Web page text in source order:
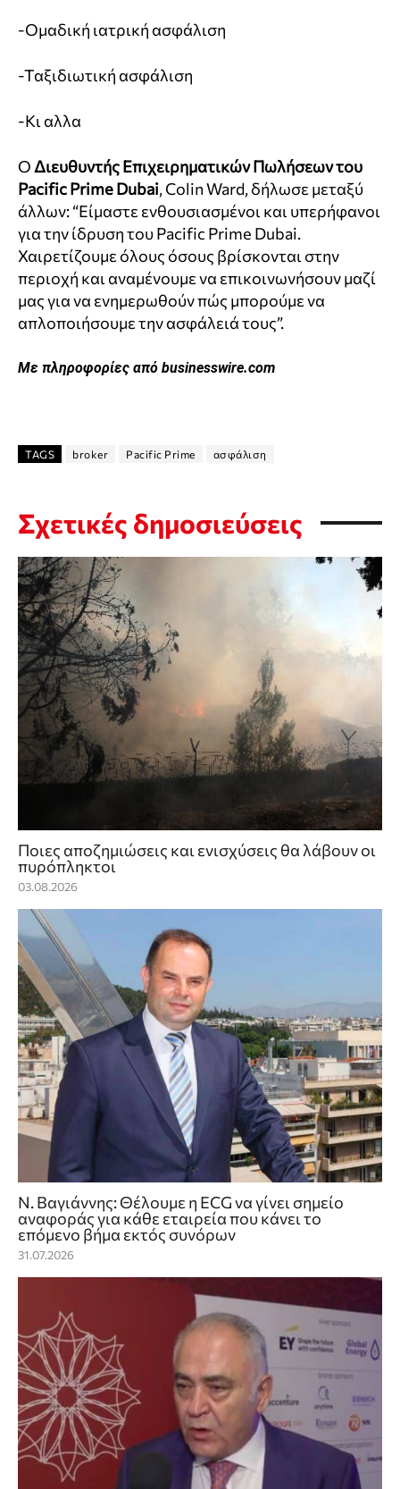
-Ομαδική ιατρική ασφάλιση
-Ταξιδιωτική ασφάλιση
-Κι αλλα
Ο Διευθυντής Επιχειρηματικών Πωλήσεων του
Pacific Prime Dubai, Colin Ward, δήλωσε μεταξύ
άλλων: “Είμαστε ενθουσιασμένοι και υπερήφανοι
για την ίδρυση του Pacific Prime Dubai.
Χαιρετίζουμε όλους όσους βρίσκονται στην
περιοχή και αναμένουμε να επικοινωνήσουν μαζί
μας για να ενημερωθούν πώς μπορούμε να
απλοποιήσουμε την ασφάλειά τους”.
Με πληροφορίες από businesswire.com
TAGS broker Pacific Prime ασφάλιση
Σχετικές δημοσιεύσεις
Ποιες αποζημιώσεις και ενισχύσεις θα λάβουν οι
πυρόπληκτοι
03.08.2026
Ν. Βαγιάννης: Θέλουμε η ECG να γίνει σημείο
αναφοράς για κάθε εταιρεία που κάνει το
επόμενο βήμα εκτός συνόρων
31.07.2026